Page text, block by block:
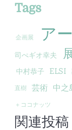
Tags
企画展 ア
司ぺギオ幸夫
中村恭子
ELSI
直樹 芸術 中之
＋ココナッツ
関連投稿